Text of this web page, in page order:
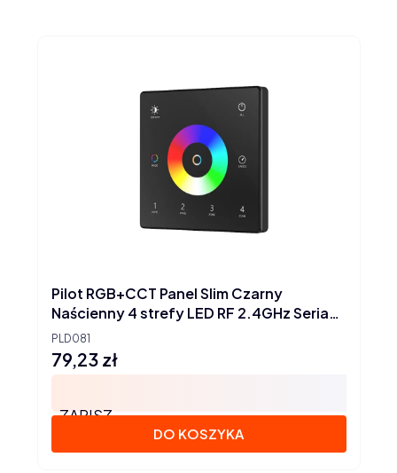
PLD081
Pilot RGB+CCT Panel Slim Czarny
Naścienny 4 strefy LED RF 2.4GHz Seria
SD
Cena
79,23 zł
ZAPISZ
DO KOSZYKA